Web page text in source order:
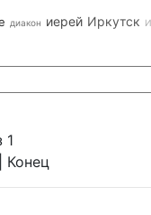
диакон иерей Иркутск
1
Конец